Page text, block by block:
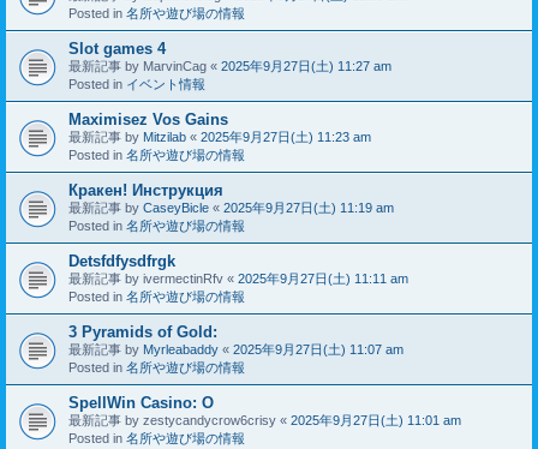
Posted in 名所や遊び場の情報
Slot games 4
最新記事 by MarvinCag « 2025年9月27日(土) 11:27 am
Posted in イベント情報
Maximisez Vos Gains
最新記事 by Mitzilab « 2025年9月27日(土) 11:23 am
Posted in 名所や遊び場の情報
Кракен! Инструкция
最新記事 by CaseyBicle « 2025年9月27日(土) 11:19 am
Posted in 名所や遊び場の情報
Detsfdfysdfrgk
最新記事 by ivermectinRfv « 2025年9月27日(土) 11:11 am
Posted in 名所や遊び場の情報
3 Pyramids of Gold:
最新記事 by Myrleabaddy « 2025年9月27日(土) 11:07 am
Posted in 名所や遊び場の情報
SpellWin Casino: O
最新記事 by zestycandycrow6crisy « 2025年9月27日(土) 11:01 am
Posted in 名所や遊び場の情報